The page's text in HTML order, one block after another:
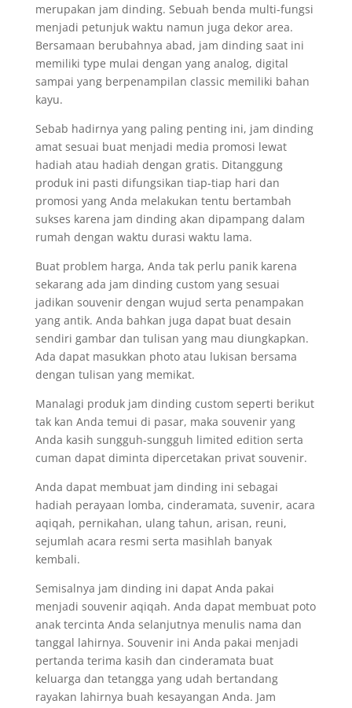
merupakan jam dinding. Sebuah benda multi-fungsi
menjadi petunjuk waktu namun juga dekor area.
Bersamaan berubahnya abad, jam dinding saat ini
memiliki type mulai dengan yang analog, digital
sampai yang berpenampilan classic memiliki bahan
kayu.
Sebab hadirnya yang paling penting ini, jam dinding
amat sesuai buat menjadi media promosi lewat
hadiah atau hadiah dengan gratis. Ditanggung
produk ini pasti difungsikan tiap-tiap hari dan
promosi yang Anda melakukan tentu bertambah
sukses karena jam dinding akan dipampang dalam
rumah dengan waktu durasi waktu lama.
Buat problem harga, Anda tak perlu panik karena
sekarang ada jam dinding custom yang sesuai
jadikan souvenir dengan wujud serta penampakan
yang antik. Anda bahkan juga dapat buat desain
sendiri gambar dan tulisan yang mau diungkapkan.
Ada dapat masukkan photo atau lukisan bersama
dengan tulisan yang memikat.
Manalagi produk jam dinding custom seperti berikut
tak kan Anda temui di pasar, maka souvenir yang
Anda kasih sungguh-sungguh limited edition serta
cuman dapat diminta dipercetakan privat souvenir.
Anda dapat membuat jam dinding ini sebagai
hadiah perayaan lomba, cinderamata, suvenir, acara
aqiqah, pernikahan, ulang tahun, arisan, reuni,
sejumlah acara resmi serta masihlah banyak
kembali.
Semisalnya jam dinding ini dapat Anda pakai
menjadi souvenir aqiqah. Anda dapat membuat poto
anak tercinta Anda selanjutnya menulis nama dan
tanggal lahirnya. Souvenir ini Anda pakai menjadi
pertanda terima kasih dan cinderamata buat
keluarga dan tetangga yang udah bertandang
rayakan lahirnya buah kesayangan Anda. Jam